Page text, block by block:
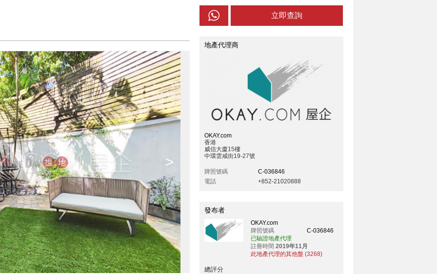
>
立即查詢
地產代理商
OKAY.com
香港
威信大廈15樓
中環雲咸街19-27號
牌照號碼
C-036846
電話
+852-21020888
發布者
OKAY.com
牌照號碼
C-036846
已驗證地產代理
註冊時間 2019年11月
此地產代理的其他盤 (3268)
總評分